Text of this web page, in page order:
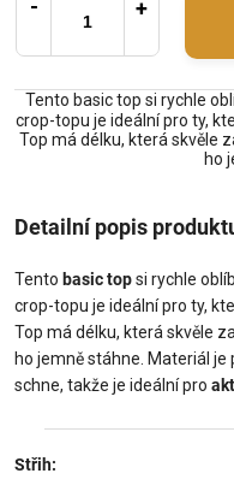
Tento basic top si rychle
crop-topu je ideální pro ty,
Top má délku, která skvěle
ho
Detailní popis
Tento basic topsi rychle
crop-topu je ideální pro ty,
Top má délku, která skvěle
ho jemně stáhne. Materiál
schne, takže je ideální pro
Střih: